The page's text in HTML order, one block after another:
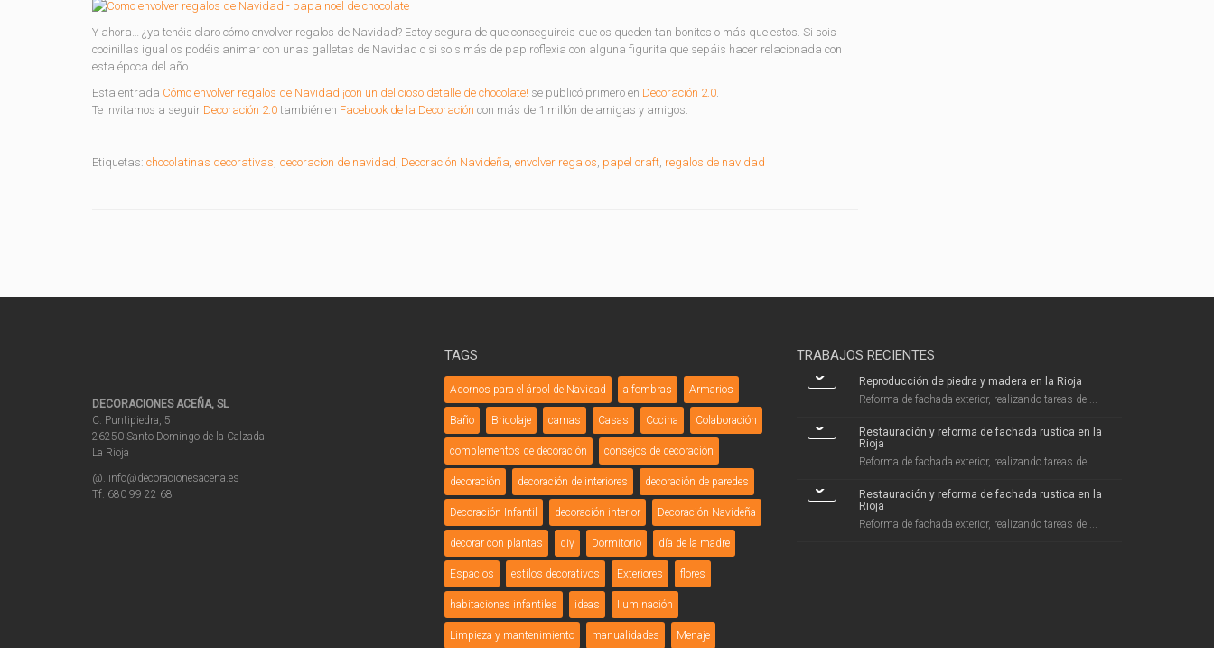
Y ahora… ¿ya tenéis claro cómo envolver regalos de Navidad? Estoy segura de que conseguireis que os queden tan bonitos o más que estos. Si sois
cocinillas igual os podéis animar con unas galletas de Navidad o si sois más de papiroflexia con alguna figurita que sepáis hacer relacionada con
esta época del año.
Esta entrada Cómo envolver regalos de Navidad ¡con un delicioso detalle de chocolate! se publicó primero en Decoración 2.0.
Te invitamos a seguir Decoración 2.0 también en Facebook de la Decoración con más de 1 millón de amigas y amigos.
Etiquetas: chocolatinas decorativas, decoracion de navidad, Decoración Navideña, envolver regalos, papel craft, regalos de navidad
DECORACIONES ACEÑA, SL
C. Puntipiedra, 5
26250 Santo Domingo de la Calzada
La Rioja
@. info@decoracionesacena.es
Tf. 680 99 22 68
TAGS
Adornos para el árbol de Navidad alfombras Armarios
Baño Bricolaje camas Casas Cocina Colaboración
complementos de decoración consejos de decoración
decoración decoración de interiores decoración de paredes
Decoración Infantil decoración interior Decoración Navideña
decorar con plantas diy Dormitorio día de la madre
Espacios estilos decorativos Exteriores flores
habitaciones infantiles ideas Iluminación
Limpieza y mantenimiento manualidades Menaje
TRABAJOS RECIENTES
Reproducción de piedra y madera en la Rioja
Reforma de fachada exterior, realizando tareas de ...
Restauración y reforma de fachada rustica en la
Rioja
Reforma de fachada exterior, realizando tareas de ...
Restauración y reforma de fachada rustica en la
Rioja
Reforma de fachada exterior, realizando tareas de ...